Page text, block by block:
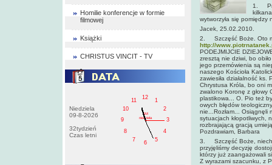
Homilie konferencje w formie
filmowej
Książki
CHRISTUS VINCIT - TV
Niedziela
09-8-2026
32tydzień
Czas letni
1
2
3
4
5
6
7
8
9
10
11
12
AM
niedziela
1.
wytworzyła się pomiędzy
Jacek, 25.02.2010.
2. Szczęść Boże. Oto
http://
PODEJMIJCIE
zresztą nie dziwi, bo
jego przemówienia są
naszego Kościoła
zawiesiła działalność
Chrystusa Króla, bo oni
zwalono Koronę z głowy
plastikowa... O. Pio też
owych błędów
nie...Rozłam... Osiągnęli
sytuacjach kłopotliwych,
rozbrajającą gracją
Pozdrawiam, Barbara
3. Szczęść Boże, niech
przyjęliśmy decyzję
którzy już zaangażowali
Z wyrazami szacunku, z